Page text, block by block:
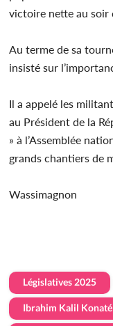
victoire nette au soir
Au terme de sa
insisté sur
Il a appelé les
au Président de la
» à l’Assemblée
grands chantiers de
Wassimagnon
Législatives 2025
Ibrahim Kalil Konaté